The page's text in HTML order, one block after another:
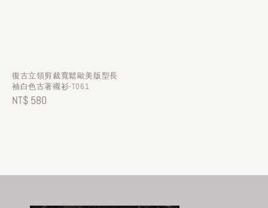
復古立領剪裁寬鬆歐美版型長
袖白色古著襯衫-T061
Regular
NT$ 580